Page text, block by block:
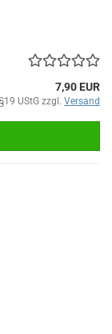
7,90 EUR
UStG zzgl. Versand